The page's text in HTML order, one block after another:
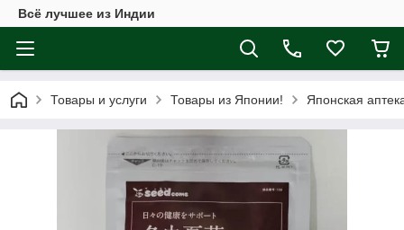
Всё лучшее из Индии
Товары и услуги Товары из Японии! Японская